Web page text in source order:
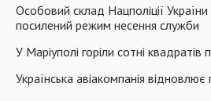
Особовий склад Нацполіції
посилений режим несення служби
У Маріуполі горіли сотні
Українська авіакомпанія